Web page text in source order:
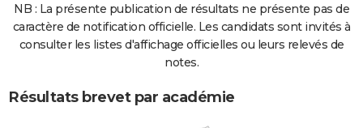
NB : La présente publication de résultats ne présente pas de
caractère de notification officielle. Les candidats sont invités à
consulter les listes d'affichage officielles ou leurs relevés de
notes.
Résultats brevet par académie